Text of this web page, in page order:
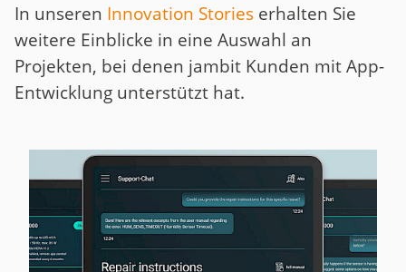
In unseren Innovation Stories erhalten Sie
weitere Einblicke in eine Auswahl an
Projekten, bei denen jambit Kunden mit App-
Entwicklung unterstützt hat.